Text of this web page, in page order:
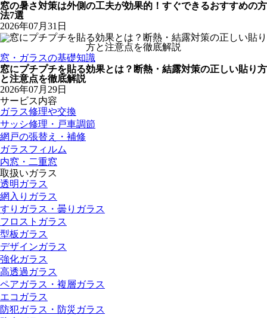
窓の暑さ対策は外側の工夫が効果的！すぐできるおすすめの方
法7選
2026年07月31日
窓・ガラスの基礎知識
窓にプチプチを貼る効果とは？断熱・結露対策の正しい貼り方
と注意点を徹底解説
2026年07月29日
サービス内容
ガラス修理や交換
サッシ修理・戸車調節
網戸の張替え・補修
ガラスフィルム
内窓・二重窓
取扱いガラス
透明ガラス
網入りガラス
すりガラス・曇りガラス
フロストガラス
型板ガラス
デザインガラス
強化ガラス
高透過ガラス
ペアガラス・複層ガラス
エコガラス
防犯ガラス・防災ガラス